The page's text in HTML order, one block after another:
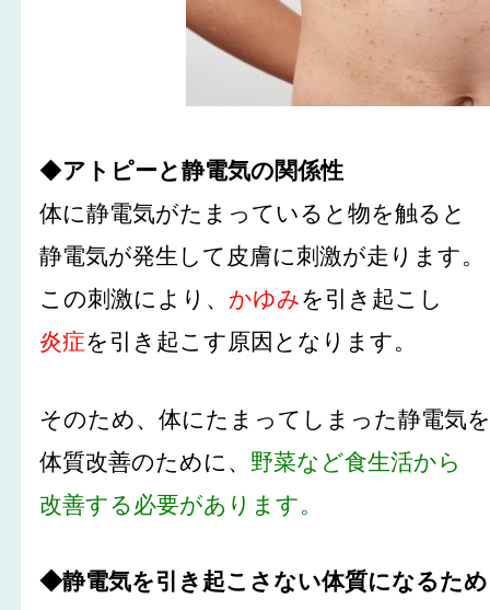
◆アトピーと静電気の関係性
体に静電気がたまっていると物を触ると
静電気が発生して皮膚に刺激が走ります。
この刺激により、 かゆみを引き起こし
炎症を引き起こす原因となります。
そのため、体にたまってしまった静電気
体質改善のために、 野菜など食生活から
改善する必要があります。
◆静電気を引き起こさない体質になるた